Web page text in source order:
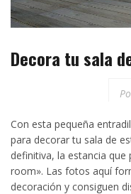
Decora tu sala
Con esta pequeña
para decorar tu sala de
definitiva, la estancia
room». Las fotos aquí
decoración y consiguen